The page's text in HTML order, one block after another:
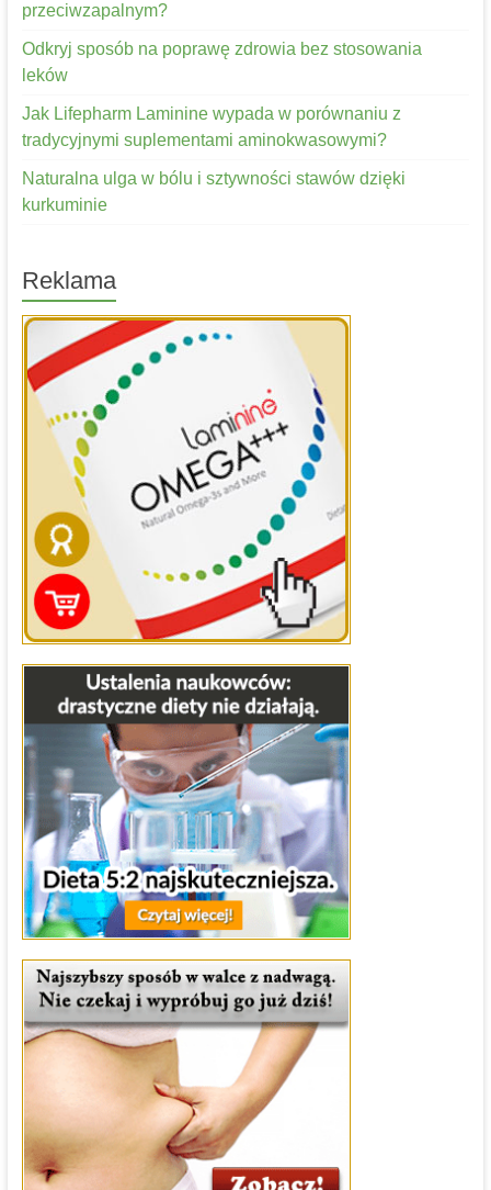
przeciwzapalnym?
Odkryj sposób na poprawę zdrowia bez stosowania
leków
Jak Lifepharm Laminine wypada w porównaniu z
tradycyjnymi suplementami aminokwasowymi?
Naturalna ulga w bólu i sztywności stawów dzięki
kurkuminie
Reklama